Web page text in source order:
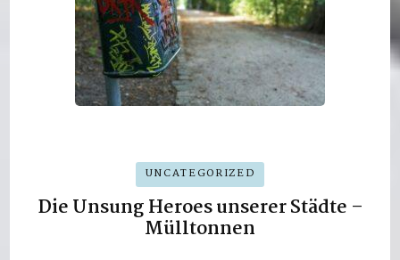
UNCATEGORIZED
Die Unsung Heroes unserer Städte –
Mülltonnen